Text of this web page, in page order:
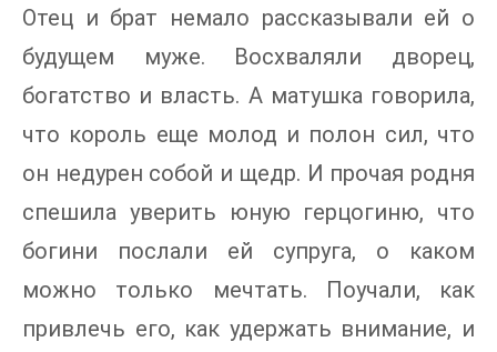
Отец и брат немало рассказывали ей о
будущем муже. Восхваляли дворец,
богатство и власть. А матушка говорила,
что король еще молод и полон сил, что
он недурен собой и щедр. И прочая родня
спешила уверить юную герцогиню, что
богини послали ей супруга, о каком
можно только мечтать. Поучали, как
привлечь его, как удержать внимание, и